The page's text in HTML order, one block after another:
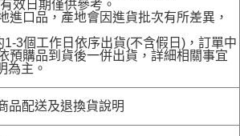
效日期僅供參考。
進口品，產地會因進貨批次有所差異，
3個工作日依序出貨(不含假日)，訂單中
預購品到貨後一併出貨，詳細相關事宜
為主。
品配送及退換貨說明